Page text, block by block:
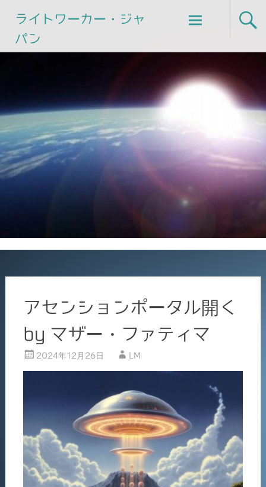
ライトワーカー・ジャ
パン
Skip
to
アセンションポータル開く
by マザー・ファティマ
2024年12月26日 LM